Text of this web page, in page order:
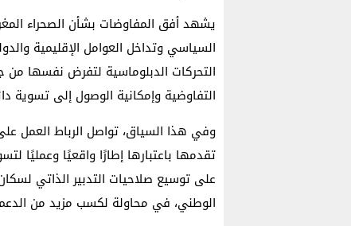
يشهد أفق المفاوضات بشأن الصحراء
السياسي وتداخل العوامل الإقليمية
التحركات الدبلوماسية لتفرض نفسها من
التفاوضية وإمكانية الوصول إلى تسوية
وفي هذا السياق، تواصل الرباط العمل
تقدمها باعتبارها إطارًا واقعيًا وعمليًا
على توسيع صلاحيات التدبير الذاتي
الوطني، في محاولة لكسب مزيد من